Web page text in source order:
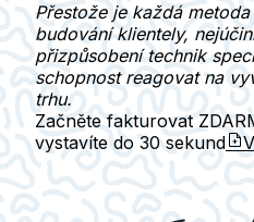
Přestože je každá
budování klientely,
přizpůsobení technik
schopnost reagovat na
trhu.
Začněte fakturovat
vystavíte do 30 sekund